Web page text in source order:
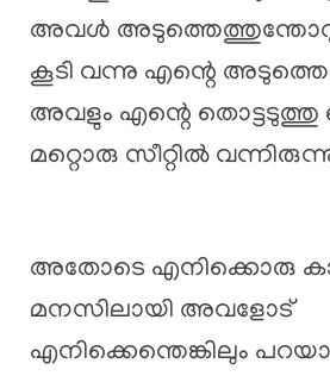
അവൾ
കൂടി വന്നു എന്റെ
അവളും എന്റെ തൊട്ടടുത്തു
മറ്റൊരു സീറ്റിൽ
അതോടെ എനിക്കൊരു
മനസിലായി അവളോട്
എനിക്കെന്തെങ്കിലും